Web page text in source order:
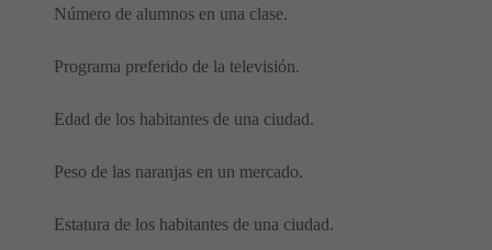
Número de alumnos en una clase.
Programa preferido de la televisión.
Edad de los habitantes de una ciudad.
Peso de las naranjas en un mercado.
Estatura de los habitantes de una ciudad.